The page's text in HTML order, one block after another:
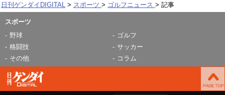
日刊ゲンダイDIGITAL スポーツ ゴルフニュース 記事
スポーツ
野球
ゴルフ
格闘技
サッカー
その他
コラム